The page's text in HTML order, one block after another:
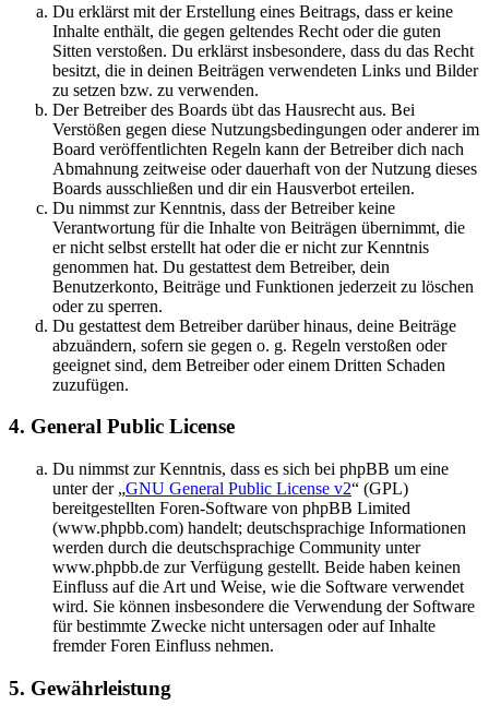
Du erklärst mit der Erstellung eines Beitrags, dass er keine
Inhalte enthält, die gegen geltendes Recht oder die guten
Sitten verstoßen. Du erklärst insbesondere, dass du das Recht
besitzt, die in deinen Beiträgen verwendeten Links und Bilder
zu setzen bzw. zu verwenden.
Der Betreiber des Boards übt das Hausrecht aus. Bei
Verstößen gegen diese Nutzungsbedingungen oder anderer im
Board veröffentlichten Regeln kann der Betreiber dich nach
Abmahnung zeitweise oder dauerhaft von der Nutzung dieses
Boards ausschließen und dir ein Hausverbot erteilen.
Du nimmst zur Kenntnis, dass der Betreiber keine
Verantwortung für die Inhalte von Beiträgen übernimmt, die
er nicht selbst erstellt hat oder die er nicht zur Kenntnis
genommen hat. Du gestattest dem Betreiber, dein
Benutzerkonto, Beiträge und Funktionen jederzeit zu löschen
oder zu sperren.
Du gestattest dem Betreiber darüber hinaus, deine Beiträge
abzuändern, sofern sie gegen o. g. Regeln verstoßen oder
geeignet sind, dem Betreiber oder einem Dritten Schaden
zuzufügen.
4. General Public License
Du nimmst zur Kenntnis, dass es sich bei phpBB um eine
unter der „GNU General Public License v2“ (GPL)
bereitgestellten Foren-Software von phpBB Limited
(www.phpbb.com) handelt; deutschsprachige Informationen
werden durch die deutschsprachige Community unter
www.phpbb.de zur Verfügung gestellt. Beide haben keinen
Einfluss auf die Art und Weise, wie die Software verwendet
wird. Sie können insbesondere die Verwendung der Software
für bestimmte Zwecke nicht untersagen oder auf Inhalte
fremder Foren Einfluss nehmen.
5. Gewährleistung